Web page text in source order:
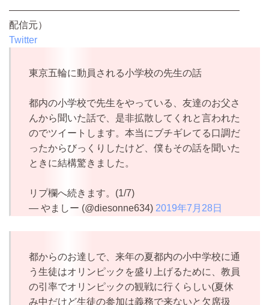
————————————————————————
配信元）
Twitter
東京五輪に動員される小学校の先生の話
都内の小学校で先生をやっている、友達のお父さ
んから聞いた話で、是非拡散してくれと言われた
のでツイートします。本当にブチギレてる口調だ
ったからびっくりしたけど、僕もその話を聞いた
ときに結構驚きました。
リプ欄へ続きます。(1/7)
— やましー (@diesonne634) 2019年7月28日
都からのお達しで、来年の夏都内の小中学校に通
う生徒はオリンピックを盛り上げるために、教員
の引率でオリンピックの観戦に行くらしい(夏休
み中だけど生徒の参加は義務で来ないと欠席扱